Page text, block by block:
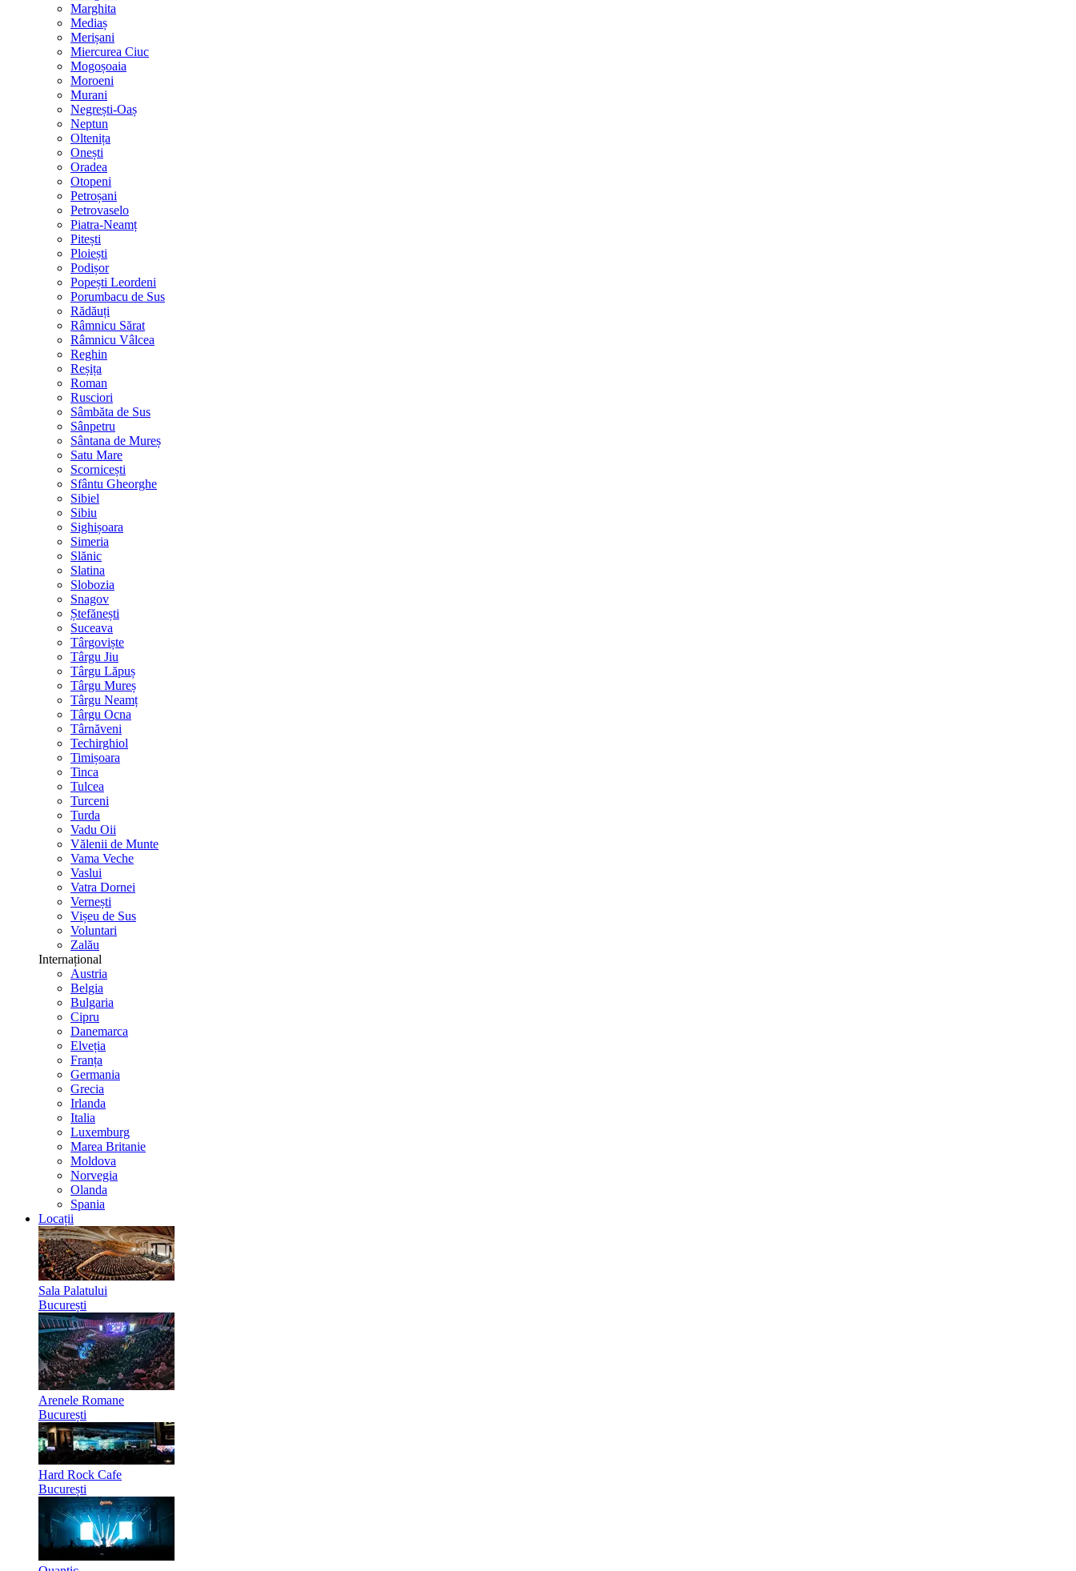
Marghita
Mediaș
Merișani
Miercurea Ciuc
Mogoșoaia
Moroeni
Murani
Negrești-Oaș
Neptun
Oltenița
Onești
Oradea
Otopeni
Petroșani
Petrovaselo
Piatra-Neamț
Pitești
Ploiești
Podișor
Popești Leordeni
Porumbacu de Sus
Rădăuți
Râmnicu Sărat
Râmnicu Vâlcea
Reghin
Reșița
Roman
Rusciori
Sâmbăta de Sus
Sânpetru
Sântana de Mureș
Satu Mare
Scornicești
Sfântu Gheorghe
Sibiel
Sibiu
Sighișoara
Simeria
Slănic
Slatina
Slobozia
Snagov
Ștefănești
Suceava
Târgoviște
Târgu Jiu
Târgu Lăpuș
Târgu Mureș
Târgu Neamț
Târgu Ocna
Târnăveni
Techirghiol
Timișoara
Tinca
Tulcea
Turceni
Turda
Vadu Oii
Vălenii de Munte
Vama Veche
Vaslui
Vatra Dornei
Vernești
Vișeu de Sus
Voluntari
Zalău
Internațional
Austria
Belgia
Bulgaria
Cipru
Danemarca
Elveția
Franța
Germania
Grecia
Irlanda
Italia
Luxemburg
Marea Britanie
Moldova
Norvegia
Olanda
Spania
Locații
Sala Palatului
București
Arenele Romane
București
Hard Rock Cafe
București